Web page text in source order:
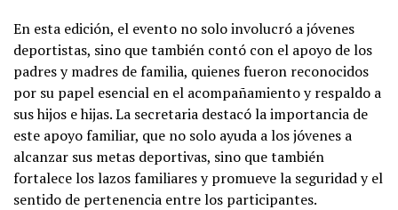
En esta edición, el evento no solo involucró a jóvenes
deportistas, sino que también contó con el apoyo de los
padres y madres de familia, quienes fueron reconocidos
por su papel esencial en el acompañamiento y respaldo a
sus hijos e hijas. La secretaria destacó la importancia de
este apoyo familiar, que no solo ayuda a los jóvenes a
alcanzar sus metas deportivas, sino que también
fortalece los lazos familiares y promueve la seguridad y el
sentido de pertenencia entre los participantes.